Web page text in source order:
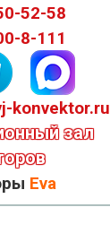
52-58
8-111
konvektor.ru
зал
Eva